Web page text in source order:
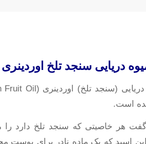
دریایی سنجد تلخ اوردینری
است.
گفت هر خاصیتی که سنجد تلخ دارد را